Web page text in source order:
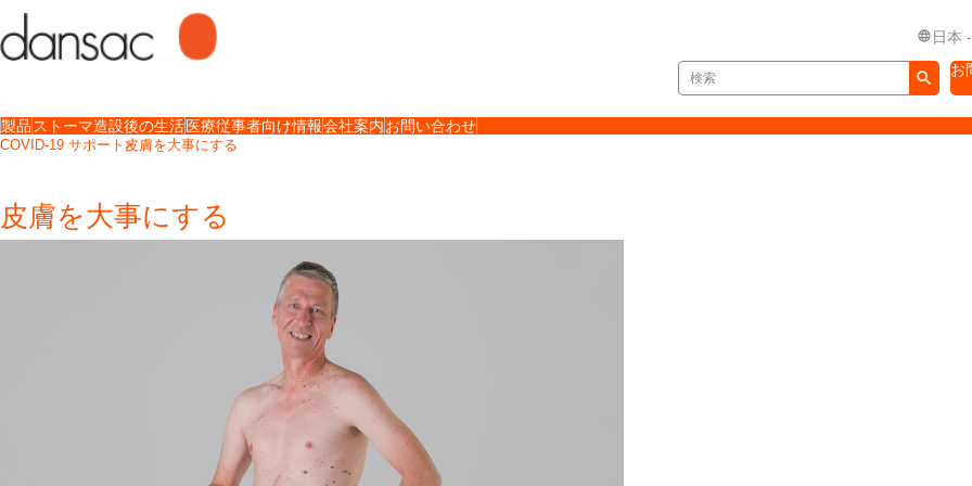
日本
お
製品 ストーマ造設後の生活医療従事者向け情報会社案内お問い合わせ
COVID-19 サポート 皮膚を大事にする
皮膚を大事にする